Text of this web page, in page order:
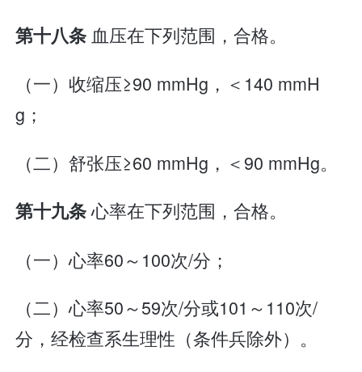
第十八条 血压在下列范围，合格。
（一）收缩压≥90 mmHg，＜140 mmH
g；
（二）舒张压≥60 mmHg，＜90 mmHg。
第十九条心率在下列范围，合格。
（一）心率60～100次/分；
（二）心率50～59次/分或101～110次/
分，经检查系生理性（条件兵除外）。